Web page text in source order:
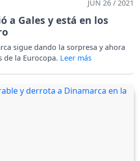
JUN 26 / 2021
a Gales y está en los
sigue dando la sorpresa y ahora
de la Eurocopa.